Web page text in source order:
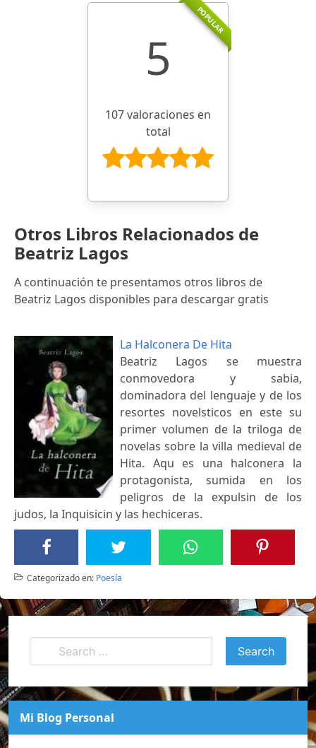
POPULAR
5
107 valoraciones en
total
Otros Libros Relacionados de
Beatriz Lagos
A continuación te presentamos otros libros de
Beatriz Lagos disponibles para descargar gratis
La Halconera De Hita
Beatriz Lagos se muestra
conmovedora y sabia,
dominadora del lenguaje y de los
resortes novelsticos en este su
primer volumen de la triloga de
novelas sobre la villa medieval de
Hita. Aqu es una halconera la
protagonista, sumida en los
peligros de la expulsin de los
judos, la Inquisicin y las hechiceras.
Categorizado en: Poesía
Mi Blog Personal